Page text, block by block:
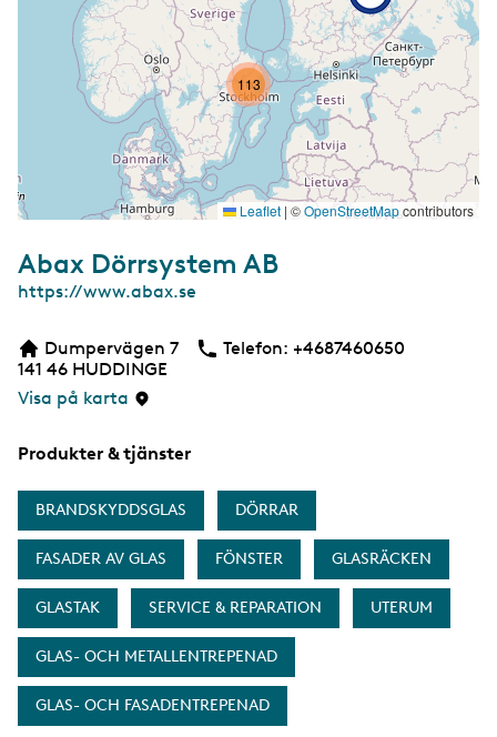
113
Leaflet | ©OpenStreetMapcontributors
Abax Dörrsystem AB
W
b
s
i
https://www.abax.se
Dumpervägen 7
141 46 HUDDINGE
Visa på karta
Telefon: Telefon
+4687460650
Produkter & tjänster
BRANDSKYDDSGLAS DÖRRAR
FASADER AV GLAS FÖNSTER GLASRÄCKEN
GLASTAK SERVICE & REPARATION UTERUM
GLAS- OCH METALLENTREPENAD
GLAS- OCH FASADENTREPENAD